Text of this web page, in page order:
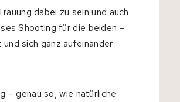
dabei zu sein und auch
Shooting für die beiden –
sich ganz aufeinander
– genau so, wie natürliche